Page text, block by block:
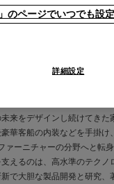
来をデザインし続けてき
華客船の内装などを手掛
ァーニチャーの分野へと転
えるのは、高水準のテク
で大胆な製品開発と研究
のページでいつでも設
詳細設定